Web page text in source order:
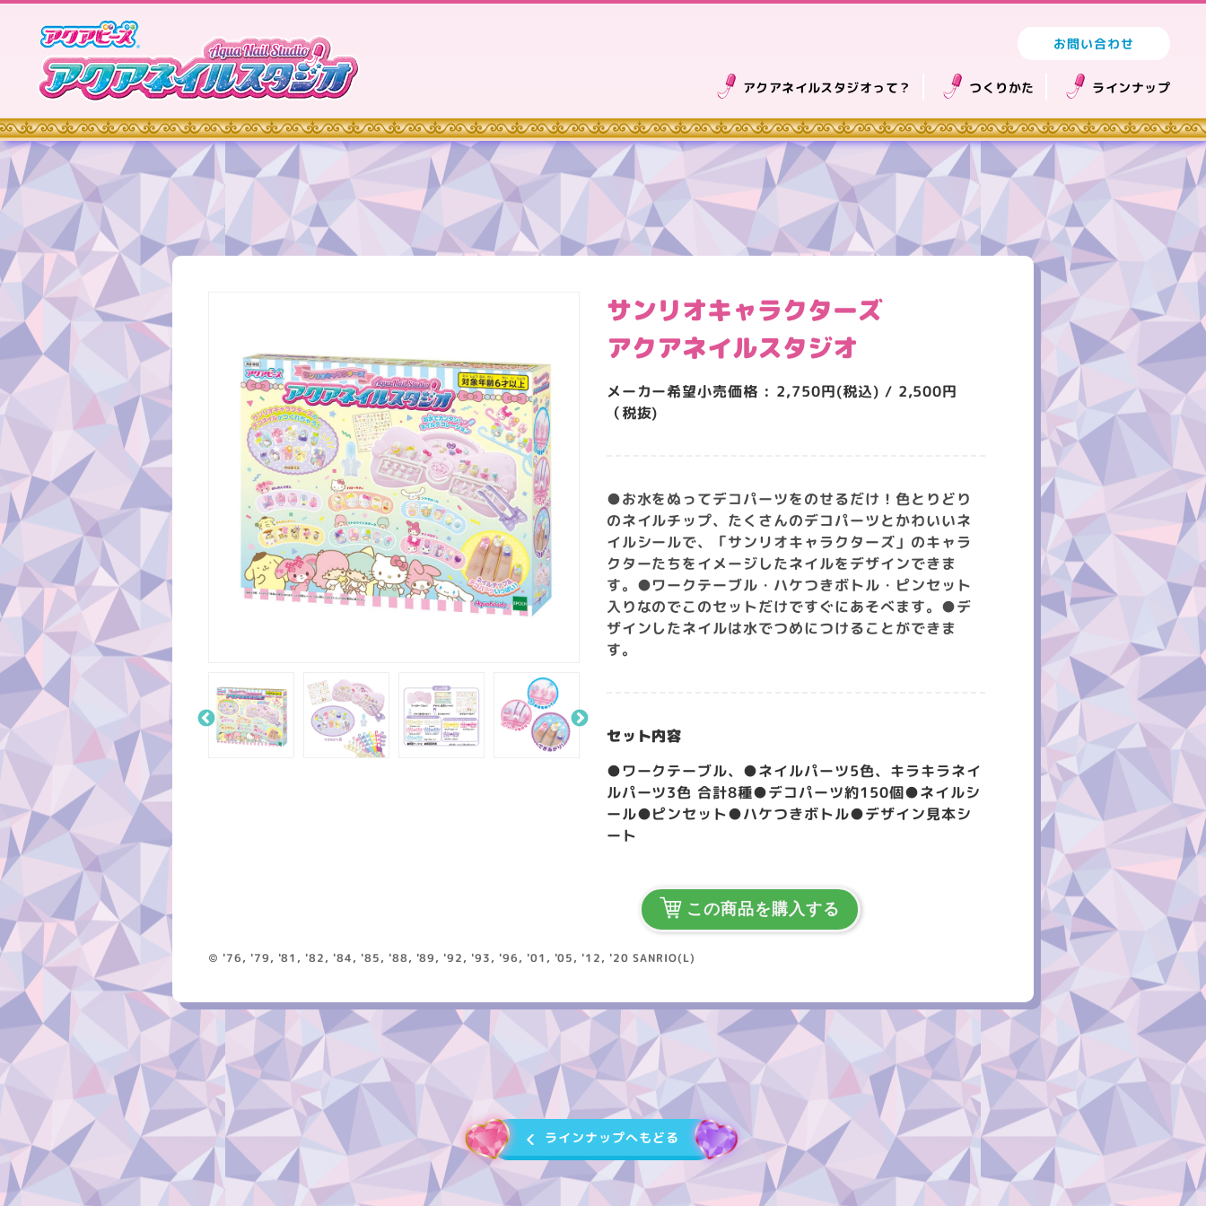
アクアネイルスタジオって？ つくりかた ラインナップ
お問い合わせ
サンリオキャラクターズ
アクアネイルスタジオ
メーカー希望小売価格 : 2,750円(税込) / 2,500円
（税抜)
●お水をぬってデコパーツをのせるだけ！色とりどり
のネイルチップ、たくさんのデコパーツとかわいいネ
イルシールで、「サンリオキャラクターズ」のキャラ
クターたちをイメージしたネイルをデザインできま
す。●ワークテーブル・ハケつきボトル・ピンセット
入りなのでこのセットだけですぐにあそべます。●デ
ザインしたネイルは水でつめにつけることができま
す。
セット内容
●ワークテーブル、●ネイルパーツ5色、キラキラネイ
ルパーツ3色 合計8種●デコパーツ約150個●ネイルシ
ール●ピンセット●ハケつきボトル●デザイン見本シ
ート
この商品を購入する
© '76, '79, '81, '82, '84, '85, '88, '89, '92, '93, '96, '01, '05, '12, '20 SANRIO(L)
ラインナップへもどる